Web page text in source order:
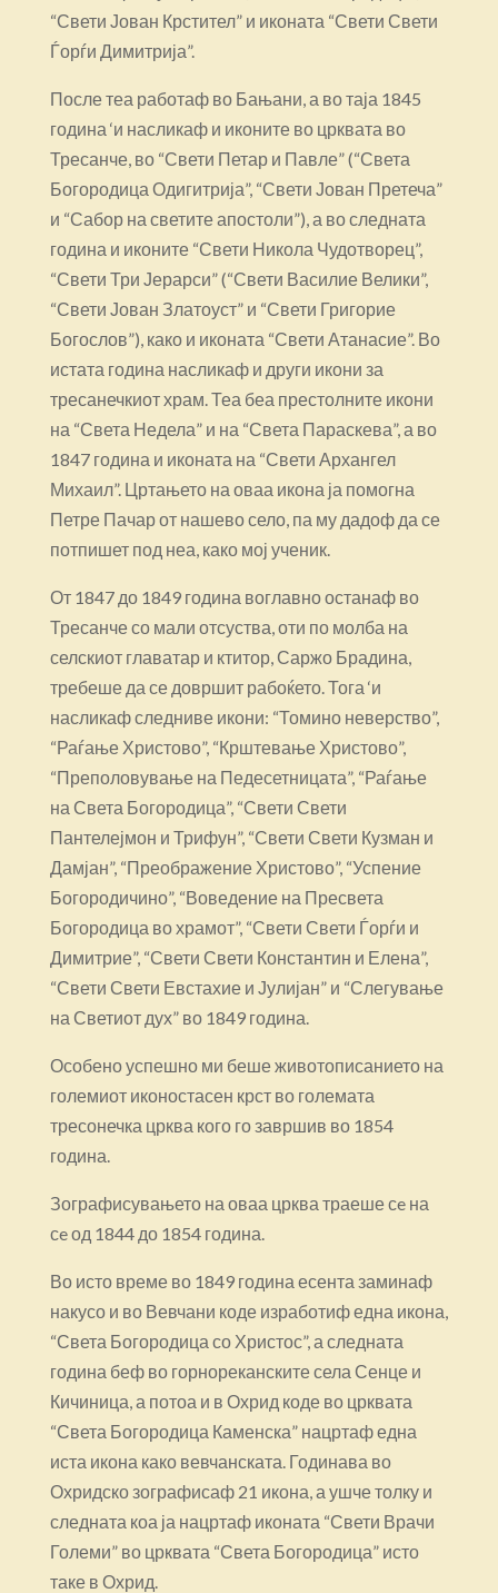
“Свети Јован Крстител” и иконата “Свети Свети
Ѓорѓи Димитрија”.
После теа работаф во Бањани, а во таја 1845
година ‘и насликаф и иконите во црквата во
Тресанче, во “Свети Петар и Павле” (“Света
Богородица Одигитрија”, “Свети Јован Претеча”
и “Сабор на светите апостоли”), а во следната
година и иконите “Свети Никола Чудотворец”,
“Свети Три Јерарси” (“Свети Василие Велики”,
“Свети Јован Златоуст” и “Свети Григорие
Богослов”), како и иконата “Свети Атанасие”. Во
истата година насликаф и други икони за
тресанечкиот храм. Теа беа престолните икони
на “Света Недела” и на “Света Параскева”, а во
1847 година и иконата на “Свети Архангел
Михаил”. Цртањето на оваа икона ја помогна
Петре Пачар от нашево село, па му дадоф да се
потпишет под неа, како мој ученик.
От 1847 до 1849 година воглавно останаф во
Тресанче со мали отсуства, оти по молба на
селскиот главатар и ктитор, Саржо Брадина,
требеше да се довршит рабоќето. Тога ‘и
насликаф следниве икони: “Томино неверство”,
“Раѓање Христово”, “Крштевање Христово”,
“Преполовување на Педесетницата”, “Раѓање
на Света Богородица”, “Свети Свети
Пантелејмон и Трифун”, “Свети Свети Кузман и
Дамјан”, “Преображение Христово”, “Успение
Богородичино”, “Воведение на Пресвета
Богородица во храмот”, “Свети Свети Ѓорѓи и
Димитрие”, “Свети Свети Константин и Елена”,
“Свети Свети Евстахие и Јулијан” и “Слегување
на Светиот дух” во 1849 година.
Особено успешно ми беше животописанието на
големиот иконостасен крст во големата
тресонечка црква кого го завршив во 1854
година.
Зографисувањето на оваа црква траеше сe на
сe од 1844 до 1854 година.
Во исто време во 1849 година есента заминаф
накусо и во Вевчани коде изработиф една икона,
“Света Богородица со Христос”, а следната
година беф во горнореканските села Сенце и
Кичиница, а потоа и в Охрид коде во црквата
“Света Богородица Каменска” нацртаф една
иста икона како вевчанската. Годинава во
Охридско зографисаф 21 икона, а ушче толку и
следната коа ја нацртаф иконата “Свети Врачи
Големи” во црквата “Света Богородица” исто
таке в Охрид.